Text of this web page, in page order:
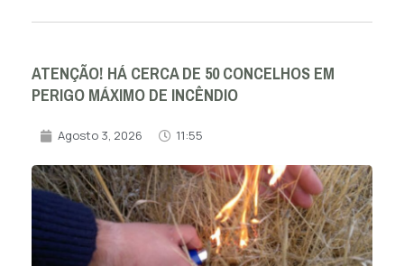
ATENÇÃO! HÁ CERCA DE 50 CONCELHOS EM
PERIGO MÁXIMO DE INCÊNDIO
Agosto 3, 2026 11:55